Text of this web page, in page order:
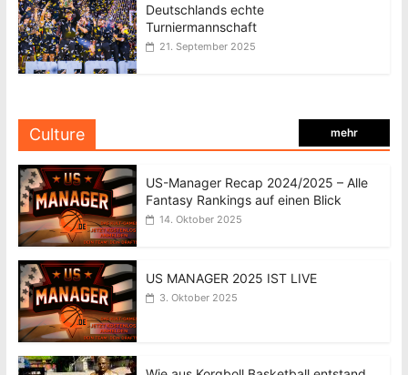
Deutschlands echte
Turniermannschaft
21. September 2025
Culture mehr
US-Manager Recap 2024/2025 – Alle
Fantasy Rankings auf einen Blick
14. Oktober 2025
US MANAGER 2025 IST LIVE
3. Oktober 2025